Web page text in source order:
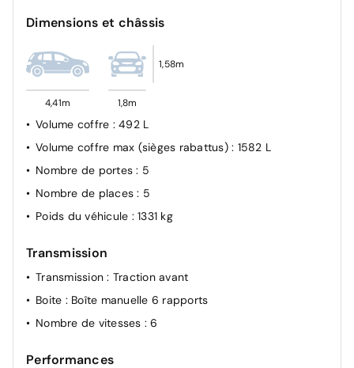
Reconnaissance des panneaux de signalisation
Régulateur de vitesse adaptatif
Répétiteurs latéraux de changement de direction
Dimensions et châssis
4,41m 1,8m
1,58m
Volume coffre : 492 L
Volume coffre max (sièges rabattus) : 1582 L
Nombre de portes: 5
Nombre de places: 5
Poids du véhicule : 1331 kg
Transmission
Transmission: Traction avant
Boite : Boîte manuelle 6 rapports
Nombre de vitesses : 6
Performances